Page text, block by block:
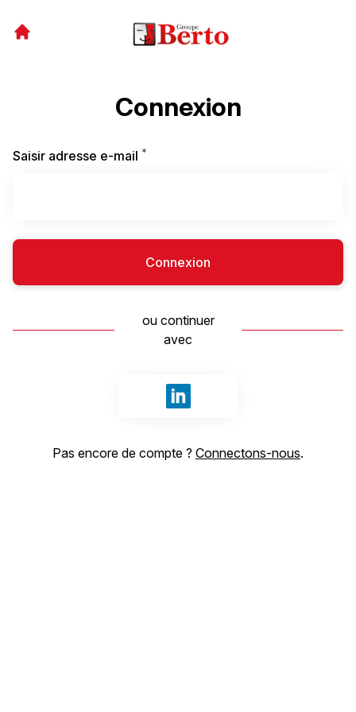
Connexion
Saisir adresse e-mail *
Connexion
ou continuer
avec
Se connecter avec LinkedIn
Pas encore de compte ? Connectons-nous.